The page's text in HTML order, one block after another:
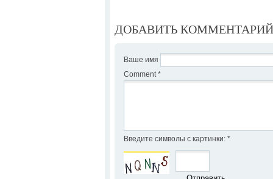
ДОБАВИТЬ КОММЕНТАРИЙ
Ваше имя
Comment *
Введите символы с картинки: *